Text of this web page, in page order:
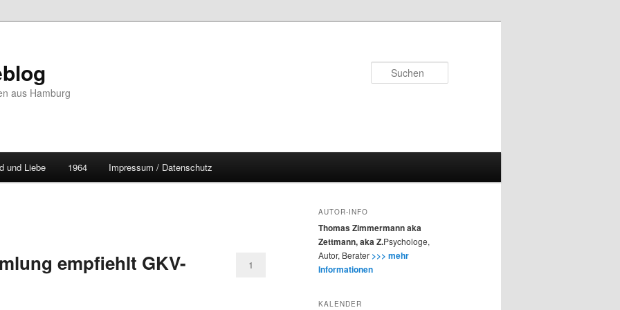
aus Hamburg
und Liebe 1964 Impressum / Datenschutz
empfiehlt GKV-
1
AUTOR-INFO
Thomas Zimmermann aka
Zettmann, aka Z.Psychologe,
Autor, Berater >>> mehr
Informationen
KALENDER